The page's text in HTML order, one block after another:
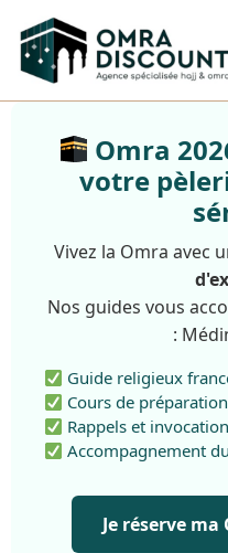
Omra
votre
Vivez la Omra avec
Nos guides vous
:
Guide religieux
Cours de
Rappels et
Accompagnement
Je réserve